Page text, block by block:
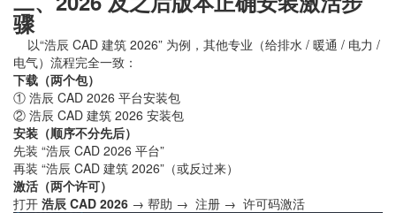
骤
以“浩辰 CAD 建筑 2026” 为例，其他专业（给排水 / 暖通 / 电力 /
电气）流程完全一致：
下载（两个包）
① 浩辰 CAD 2026 平台安装包
② 浩辰 CAD 建筑 2026 安装包
安装（顺序不分先后）
先装 “浩辰 CAD 2026 平台”
再装 “浩辰 CAD 建筑 2026”（或反过来）
激活（两个许可）
打开 浩辰 CAD 2026 → 帮助 → 注册 → 许可码激活